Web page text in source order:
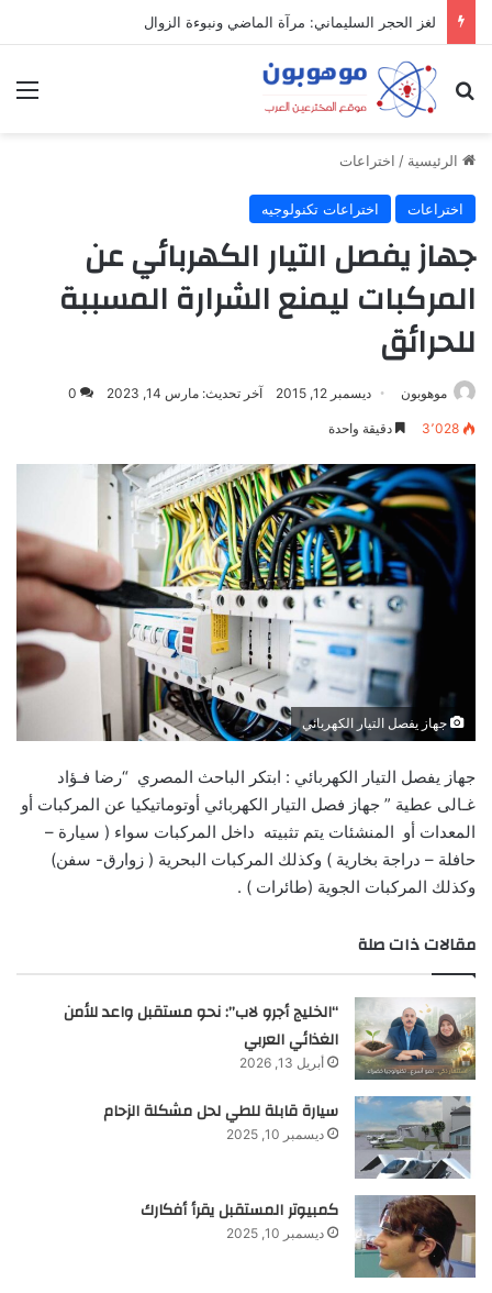
لغز الحجر السليماني: مرآة الماضي ونبوءة الزوال
بحث عن
الرئيسية / اختراعات
اختراعات اختراعات تكنولوجيه
جهاز يفصل التيار الكهربائي عن
المركبات ليمنع الشرارة المسببة
للحرائق
موهوبون ديسمبر 12, 2015 آخر تحديث: مارس 14, 2023 0
3٬028 دقيقة واحدة
جهاز يفصل التيار الكهربائي
جهاز يفصل التيار الكهربائي : ابتكر الباحث المصري “رضا فـؤاد
غـالى عطية ” جهاز فصل التيار الكهربائي أوتوماتيكيا عن المركبات أو
المعدات أو المنشئات يتم تثبيته داخل المركبات سواء ( سيارة –
حافلة – دراجة بخارية ) وكذلك المركبات البحرية ( زوارق- سفن)
وكذلك المركبات الجوية (طائرات ) .
مقالات ذات صلة
“الخليج أجرو لاب”: نحو مستقبل واعد للأمن
الغذائي العربي
أبريل 13, 2026
سيارة قابلة للطي لحل مشكلة الزحام
ديسمبر 10, 2025
كمبيوتر المستقبل يقرأ أفكارك
ديسمبر 10, 2025